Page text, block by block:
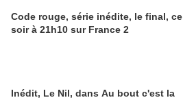
Code rouge, série inédite, le final, ce
soir à 21h10 sur France 2
Inédit, Le Nil, dans Au bout c'est la